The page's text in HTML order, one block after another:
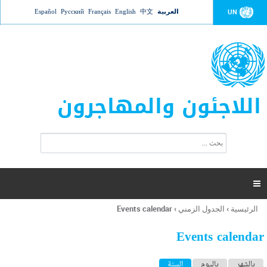
Jump to navigation UN العربية 中文
English
Français
Русский
Español
اللاجئون والمهاجرون
ت
ر
ل
ح
ب

أنت
هنا
الرئيسية › الجدول الزمني ›
Events calendar
Events calendar